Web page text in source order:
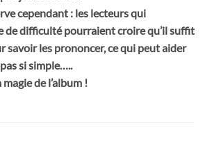
cependant : les lecteurs qui
de difficulté pourraient croire qu’il suffit
savoir les prononcer, ce qui peut aider
si simple…..
de l’album !